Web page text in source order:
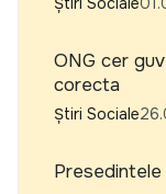
ONG cer
corecta
Știri Sociale